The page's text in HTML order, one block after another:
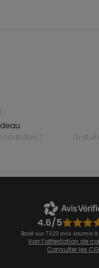
!
4.6/5
Basé sur 7 323 avis soumis
Voir l’attestation de
Consulter les